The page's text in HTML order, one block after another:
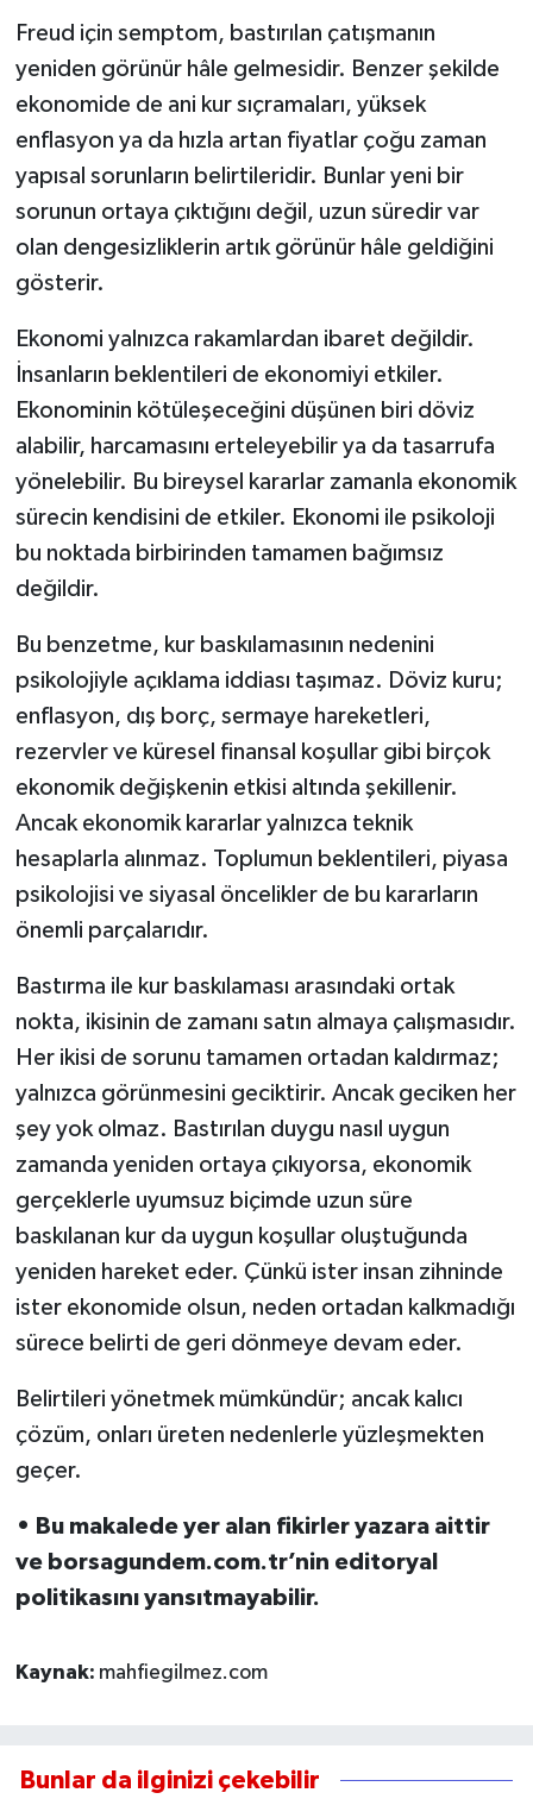
Freud için semptom, bastırılan çatışmanın
yeniden görünür hâle gelmesidir. Benzer şekilde
ekonomide de ani kur sıçramaları, yüksek
enflasyon ya da hızla artan fiyatlar çoğu zaman
yapısal sorunların belirtileridir. Bunlar yeni bir
sorunun ortaya çıktığını değil, uzun süredir var
olan dengesizliklerin artık görünür hâle geldiğini
gösterir.
Ekonomi yalnızca rakamlardan ibaret değildir.
İnsanların beklentileri de ekonomiyi etkiler.
Ekonominin kötüleşeceğini düşünen biri döviz
alabilir, harcamasını erteleyebilir ya da tasarrufa
yönelebilir. Bu bireysel kararlar zamanla ekonomik
sürecin kendisini de etkiler. Ekonomi ile psikoloji
bu noktada birbirinden tamamen bağımsız
değildir.
Bu benzetme, kur baskılamasının nedenini
psikolojiyle açıklama iddiası taşımaz. Döviz kuru;
enflasyon, dış borç, sermaye hareketleri,
rezervler ve küresel finansal koşullar gibi birçok
ekonomik değişkenin etkisi altında şekillenir.
Ancak ekonomik kararlar yalnızca teknik
hesaplarla alınmaz. Toplumun beklentileri, piyasa
psikolojisi ve siyasal öncelikler de bu kararların
önemli parçalarıdır.
Bastırma ile kur baskılaması arasındaki ortak
nokta, ikisinin de zamanı satın almaya çalışmasıdır.
Her ikisi de sorunu tamamen ortadan kaldırmaz;
yalnızca görünmesini geciktirir. Ancak geciken her
şey yok olmaz. Bastırılan duygu nasıl uygun
zamanda yeniden ortaya çıkıyorsa, ekonomik
gerçeklerle uyumsuz biçimde uzun süre
baskılanan kur da uygun koşullar oluştuğunda
yeniden hareket eder. Çünkü ister insan zihninde
ister ekonomide olsun, neden ortadan kalkmadığı
sürece belirti de geri dönmeye devam eder.
Belirtileri yönetmek mümkündür; ancak kalıcı
çözüm, onları üreten nedenlerle yüzleşmekten
geçer.
• Bu makalede yer alan fikirler yazara aittir
ve borsagundem.com.tr’nin editoryal
politikasını yansıtmayabilir.
Kaynak: mahfiegilmez.com
Bunlar da ilginizi çekebilir